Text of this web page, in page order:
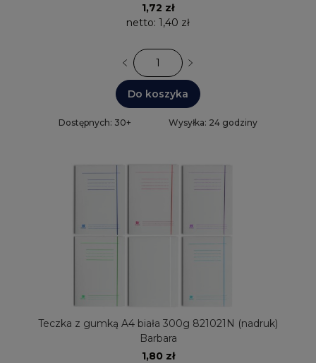
1,72 zł
netto: 1,40 zł
Do koszyka
Dostępnych: 30+ Wysyłka: 24 godziny
Teczka z gumką A4 biała 300g 821021N (nadruk)
Barbara
1,80 zł